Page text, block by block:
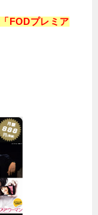
「FODプレミア